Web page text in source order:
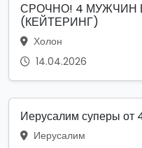
СРОЧНО! 4 МУЖЧИН
(КЕЙТЕРИНГ)
Холон
14.04.2026
Иерусалим суперы от
Иерусалим